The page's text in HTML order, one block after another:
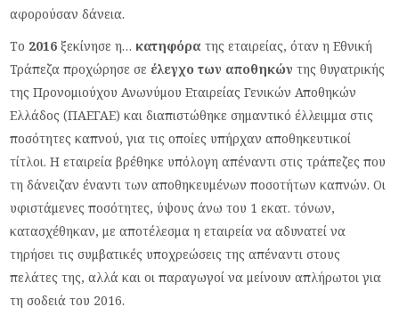
αφορούσαν δάνεια.
Το 2016 ξεκίνησε η… κατηφόρα της εταιρείας, όταν η Εθνική
Τράπεζα προχώρησε σε έλεγχο των αποθηκών της θυγατρικής
της Προνομιούχου Ανωνύμου Εταιρείας Γενικών Αποθηκών
Ελλάδος (ΠΑΕΓΑΕ) και διαπιστώθηκε σημαντικό έλλειμμα στις
ποσότητες καπνού, για τις οποίες υπήρχαν αποθηκευτικοί
τίτλοι. Η εταιρεία βρέθηκε υπόλογη απέναντι στις τράπεζες που
τη δάνειζαν έναντι των αποθηκευμένων ποσοτήτων καπνών. Οι
υφιστάμενες ποσότητες, ύψους άνω του 1 εκατ. τόνων,
κατασχέθηκαν, με αποτέλεσμα η εταιρεία να αδυνατεί να
τηρήσει τις συμβατικές υποχρεώσεις της απέναντι στους
πελάτες της, αλλά και οι παραγωγοί να μείνουν απλήρωτοι για
τη σοδειά του 2016.